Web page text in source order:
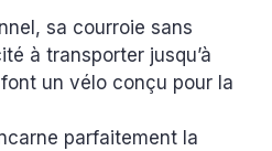
sa courroie sans
à transporter jusqu’à
un vélo conçu pour la
parfaitement la